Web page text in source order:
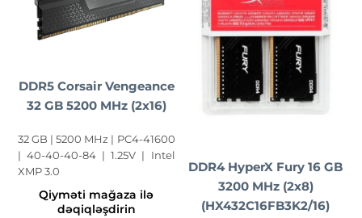
DDR5 Corsair Vengeance
32 GB 5200 MHz (2x16)
32 GB | 5200 MHz | PC4-41600
| 40-40-40-84 | 1.25V | Intel
XMP 3.0
Qiyməti mağaza ilə
dəqiqləşdirin
DDR4 HyperX Fury 16 GB
3200 MHz (2x8)
(HX432C16FB3K2/16)